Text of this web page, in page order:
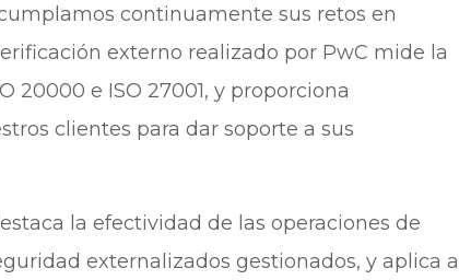
continuamente sus retos en
externo realizado por PwC mide la
20000 e ISO 27001, y proporciona
clientes para dar soporte a sus
la efectividad de las operaciones de
externalizados gestionados, y aplica a